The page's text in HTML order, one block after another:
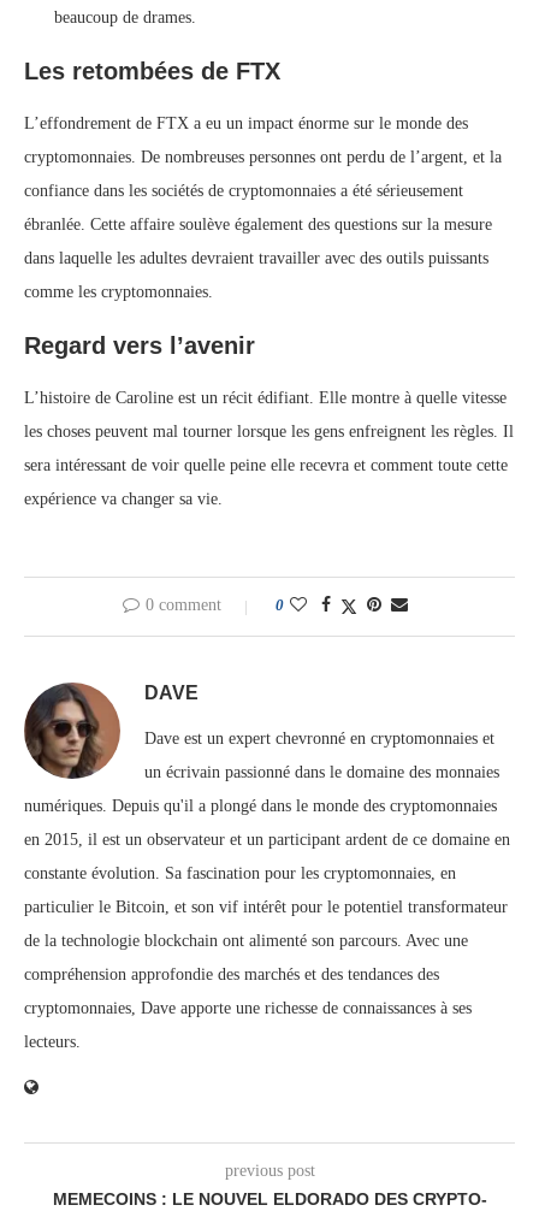
beaucoup de drames.
Les retombées de FTX
L’effondrement de FTX a eu un impact énorme sur le monde des
cryptomonnaies. De nombreuses personnes ont perdu de l’argent, et la
confiance dans les sociétés de cryptomonnaies a été sérieusement
ébranlée. Cette affaire soulève également des questions sur la mesure
dans laquelle les adultes devraient travailler avec des outils puissants
comme les cryptomonnaies.
Regard vers l’avenir
L’histoire de Caroline est un récit édifiant. Elle montre à quelle vitesse
les choses peuvent mal tourner lorsque les gens enfreignent les règles. Il
sera intéressant de voir quelle peine elle recevra et comment toute cette
expérience va changer sa vie.
0 comment 0
DAVE
Dave est un expert chevronné en cryptomonnaies et
un écrivain passionné dans le domaine des monnaies
numériques. Depuis qu'il a plongé dans le monde des cryptomonnaies
en 2015, il est un observateur et un participant ardent de ce domaine en
constante évolution. Sa fascination pour les cryptomonnaies, en
particulier le Bitcoin, et son vif intérêt pour le potentiel transformateur
de la technologie blockchain ont alimenté son parcours. Avec une
compréhension approfondie des marchés et des tendances des
cryptomonnaies, Dave apporte une richesse de connaissances à ses
lecteurs.
previous post
MEMECOINS : LE NOUVEL ELDORADO DES CRYPTO-